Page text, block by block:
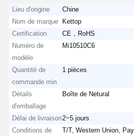
Lieu d'origine
Chine
Nom de marque
Kettop
Certification
CE，RoHS
Numéro de
modèle
Mi10510C6
Quantité de
commande min
1 pièces
Détails
d'emballage
Boîte de Netural
Délai de livraison2~5 jours
Conditions de
T/T, Western Union,